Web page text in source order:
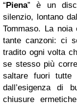
“ Piena” è un
silenzio, lontano
Tommaso. La
tante canzoni: ci
tradito ogni volta
se stesso più
saltare fuori
dall’esigenza di
chiusure